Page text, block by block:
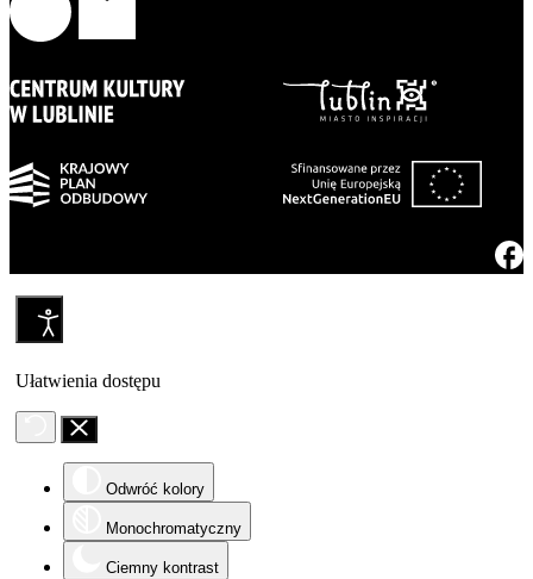
Ułatwienia dostępu
Odwróć kolory
Monochromatyczny
Ciemny kontrast